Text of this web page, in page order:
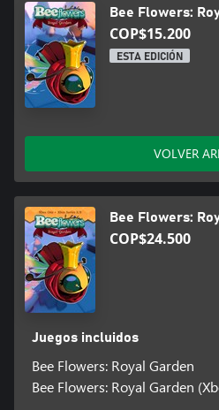
Bee Flowers:
COP$15.200
ESTA EDICIÓN
VOLVER
Bee Flowers:
COP$24.500
Juegos incluidos
Bee Flowers: Royal Garden
Bee Flowers: Royal Garden